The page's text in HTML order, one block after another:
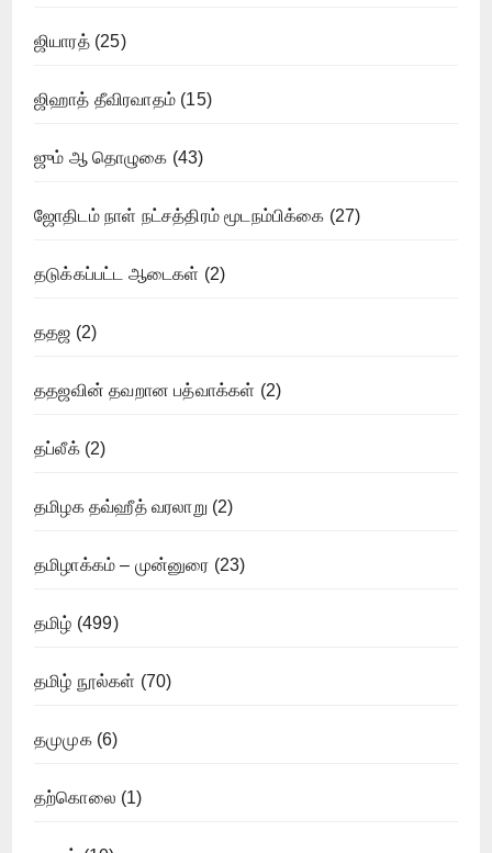
ஜியாரத்(25)
ஜிஹாத் தீவிரவாதம் (15)
ஜும் ஆ தொழுகை (43)
ஜோதிடம் நாள் நட்சத்திரம் மூடநம்பிக்கை (27)
தடுக்கப்பட்ட ஆடைகள் (2)
ததஜ (2)
ததஜவின் தவறான பத்வாக்கள் (2)
தப்லீக்(2)
தமிழக தவ்ஹீத் வரலாறு (2)
தமிழாக்கம் – முன்னுரை (23)
தமிழ் (499)
தமிழ் நூல்கள் (70)
தமுமுக(6)
தற்கொலை (1)